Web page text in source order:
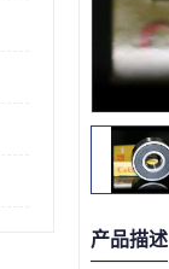
产品描述